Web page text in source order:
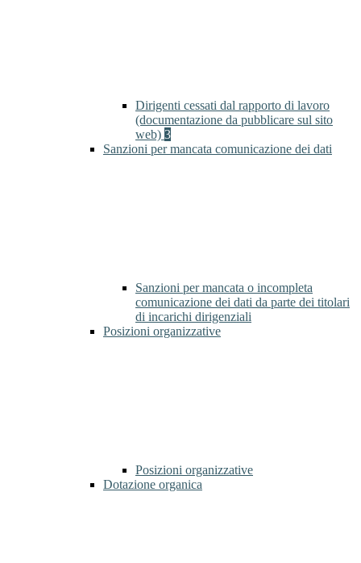
Dirigenti cessati dal rapporto di lavoro
(documentazione da pubblicare sul sito
web) 3
Sanzioni per mancata comunicazione dei dati
Sanzioni per mancata o incompleta
comunicazione dei dati da parte dei titolari
di incarichi dirigenziali
Posizioni organizzative
Posizioni organizzative
Dotazione organica